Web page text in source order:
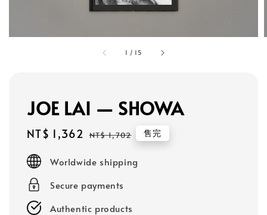
1 / 15
JOE LAI — SHOWA
Sale
NT$ 1,362 Regular
NT$ 1,702 售完
Worldwide shipping
Secure payments
Authentic products